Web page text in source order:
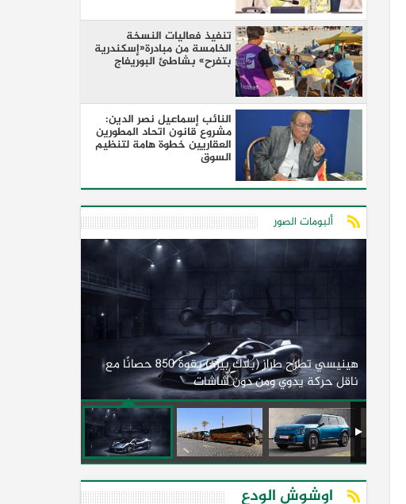
تنفيذ فعاليات النسخة
الخامسة من مبادرة«إسكندرية
بتفرح» بشاطئ البوريفاج
النائب إسماعيل نصر الدين:
مشروع قانون اتحاد المطورين
العقاريين خطوة هامة لتنظيم
السوق
ألبومات الصور
هينيسي تطرح طراز (بلاك بيرد) بقوة 850 حصانًا مع
ناقل حركة يدوي ومن دون شاشات
اوشوش الودع